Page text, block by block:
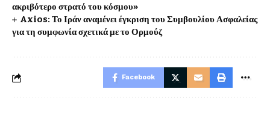
ακριβότερο στρατό του κόσμου»
Axios: Το Ιράν αναμένει έγκριση του Συμβουλίου Ασφαλείας
για τη συμφωνία σχετικά με το Ορμούζ
Facebook